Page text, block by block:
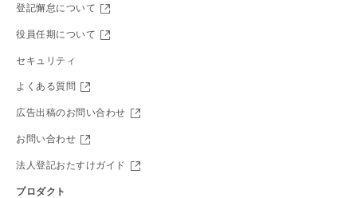
登記懈怠について
役員任期について
セキュリティ
よくある質問
広告出稿のお問い合わせ
お問い合わせ
法人登記おたすけガイド
プロダクト